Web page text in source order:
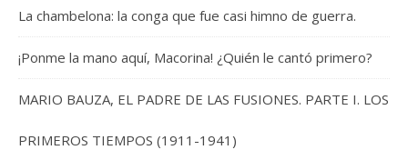
La chambelona: la conga que fue casi himno de guerra.
¡Ponme la mano aquí, Macorina! ¿Quién le cantó primero?
MARIO BAUZA, EL PADRE DE LAS FUSIONES. PARTE I. LOS
PRIMEROS TIEMPOS (1911-1941)